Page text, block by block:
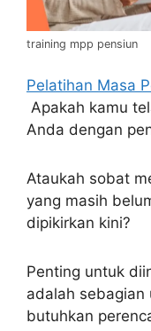
training mpp pensiun
Pelatihan Masa
Apakah kamu
Anda dengan
Ataukah sobat
yang masih
dipikirkan kini?
Penting untuk
adalah sebagian
butuhkan